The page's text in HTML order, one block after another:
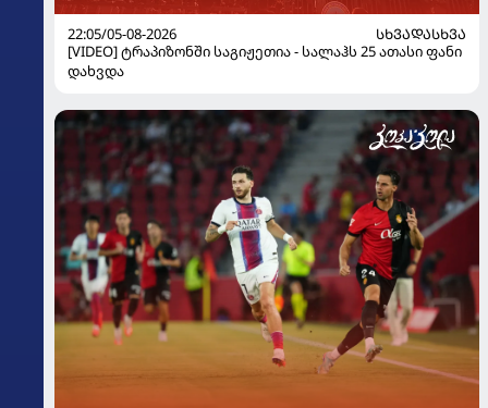
22:05/05-08-2026
ᲡᲮᲕᲐᲓᲐᲡᲮᲕᲐ
[VIDEO] ტრაპიზონში საგიჟეთია - სალაჰს 25 ათასი ფანი
დახვდა